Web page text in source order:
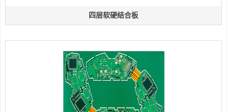
四层软硬结合板